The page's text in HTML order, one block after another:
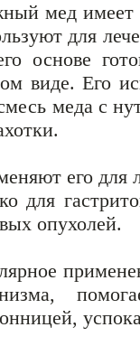
мед имеет
для
основе
виде. Его
меда с
его для
для
опухолей.